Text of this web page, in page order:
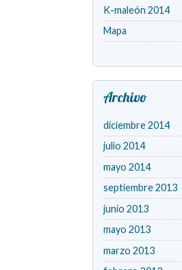
K-maleón 2014
Mapa
Archivo
diciembre 2014
julio 2014
mayo 2014
septiembre 2013
junio 2013
mayo 2013
marzo 2013